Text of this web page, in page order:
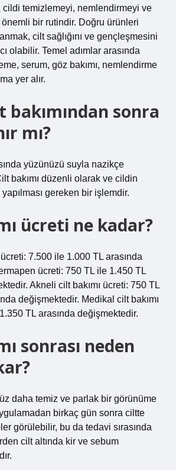
cildi temizlemeyi, nemlendirmeyi ve
bir rutindir. Doğru ürünleri
cilt sağlığını ve gençleşmesini
olabilir. Temel adımlar arasında
serum, göz bakımı, nemlendirme
yer alır.
bakımından sonra
mı?
yüzünüzü suyla nazikçe
bakımı düzenli olarak ve cildin
gereken bir işlemdir.
ücreti ne kadar?
ücreti: 7.500 ile 1.000 TL arasında
ücreti: 750 TL ile 1.450 TL
Akneli cilt bakımı ücreti: 750 TL
değişmektedir. Medikal cilt bakımı
TL arasında değişmektedir.
sonrası neden
daha temiz ve parlak bir görünüme
birkaç gün sonra ciltte
görülebilir, bu da tedavi sırasında
cilt altında kir ve sebum